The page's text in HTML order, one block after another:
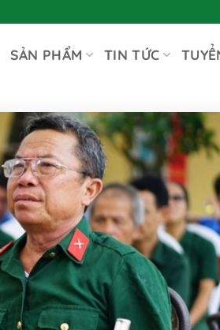
SẢN PHẨM TIN TỨC